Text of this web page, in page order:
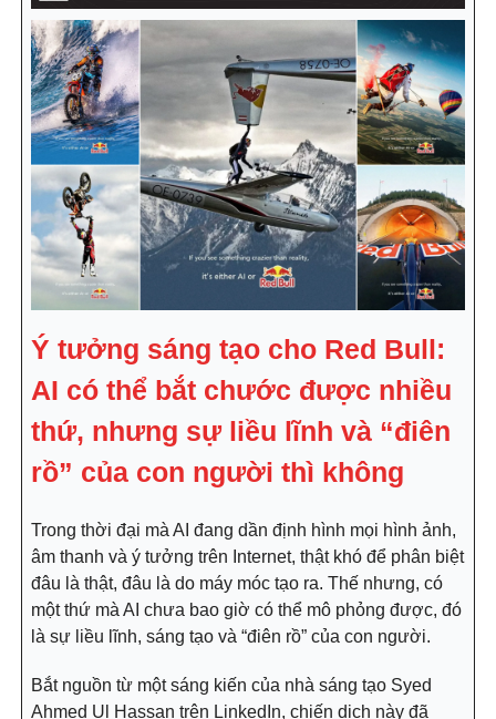
Ý tưởng sáng tạo cho Red Bull:
AI có thể bắt chước được nhiều
thứ, nhưng sự liều lĩnh và “điên
rồ” của con người thì không
Trong thời đại mà AI đang dần định hình mọi hình ảnh,
âm thanh và ý tưởng trên Internet, thật khó để phân biệt
đâu là thật, đâu là do máy móc tạo ra. Thế nhưng, có
một thứ mà AI chưa bao giờ có thể mô phỏng được, đó
là sự liều lĩnh, sáng tạo và “điên rồ” của con người.
Bắt nguồn từ một sáng kiến của nhà sáng tạo Syed
Ahmed Ul Hassan trên LinkedIn, chiến dịch này đã